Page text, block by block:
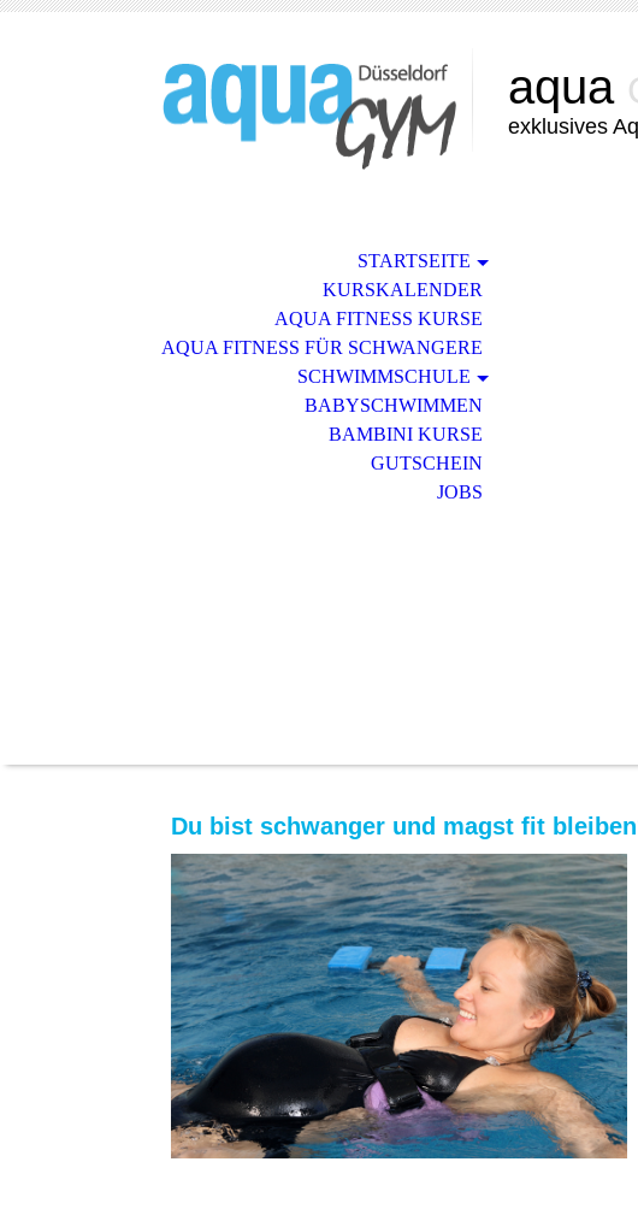
aqua
exklusives
STARTSEITE
KURSKALENDER
AQUA FITNESS KURSE
AQUA FITNESS FÜR SCHWANGERE
SCHWIMMSCHULE
BABYSCHWIMMEN
BAMBINI KURSE
GUTSCHEIN
JOBS
Du bist schwanger und magst fit